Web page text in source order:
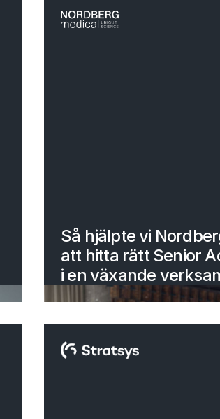
Så hjälpte vi
att hitta rätt Senior
i en växande